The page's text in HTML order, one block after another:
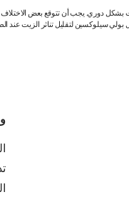
بشكل دوري. يجب أن تتوقع بعض
لتقليل تناثر الزيت عند الطهي. هذه